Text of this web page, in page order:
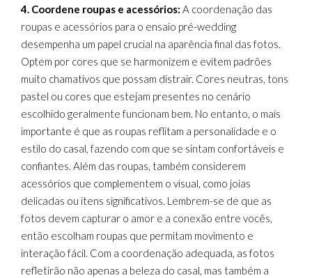
4. Coordene roupas e acessórios: A coordenação das
roupas e acessórios para o ensaio pré-wedding
desempenha um papel crucial na aparência final das fotos.
Optem por cores que se harmonizem e evitem padrões
muito chamativos que possam distrair. Cores neutras, tons
pastel ou cores que estejam presentes no cenário
escolhido geralmente funcionam bem. No entanto, o mais
importante é que as roupas reflitam a personalidade e o
estilo do casal, fazendo com que se sintam confortáveis e
confiantes. Além das roupas, também considerem
acessórios que complementem o visual, como joias
delicadas ou itens significativos. Lembrem-se de que as
fotos devem capturar o amor e a conexão entre vocês,
então escolham roupas que permitam movimento e
interação fácil. Com a coordenação adequada, as fotos
refletirão não apenas a beleza do casal, mas também a